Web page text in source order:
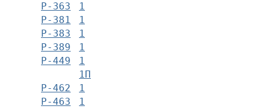
Р-363
1
Р-381
1
Р-383
1
Р-389
1
Р-449
1
1П
Р-462
1
Р-463
1